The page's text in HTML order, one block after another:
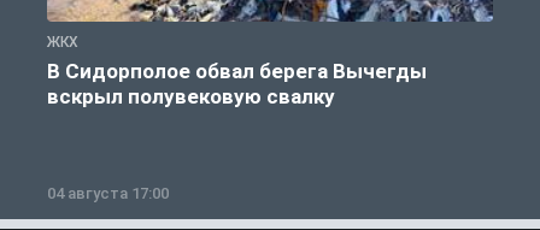
ЖКХ
В Сидорполое обвал берега Вычегды
вскрыл полувековую свалку
04 августа 17:00